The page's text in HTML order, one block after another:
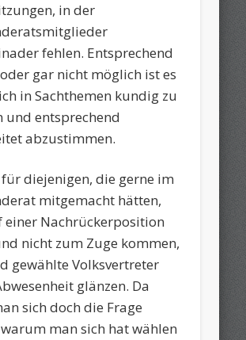
in der
fehlen. Entsprechend
gar nicht möglich ist es
in Sachthemen kundig zu
und entsprechend
abzustimmen.
für diejenigen, die gerne im
mitgemacht hätten,
einer Nachrückerposition
nicht zum Zuge kommen,
gewählte Volksvertreter
glänzen. Da
sich doch die Frage
man sich hat wählen